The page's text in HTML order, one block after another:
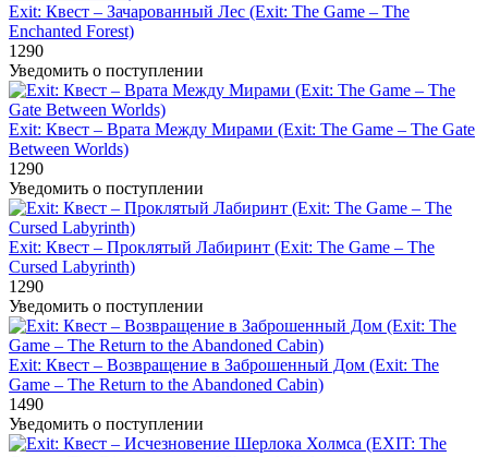
Exit: Квест – Зачарованный Лес (Exit: The Game – The
Enchanted Forest)
1290
Уведомить о поступлении
Exit: Квест – Врата Между Мирами (Exit: The Game – The Gate
Between Worlds)
1290
Уведомить о поступлении
Exit: Квест – Проклятый Лабиринт (Exit: The Game – The
Cursed Labyrinth)
1290
Уведомить о поступлении
Exit: Квест – Возвращение в Заброшенный Дом (Exit: The
Game – The Return to the Abandoned Cabin)
1490
Уведомить о поступлении